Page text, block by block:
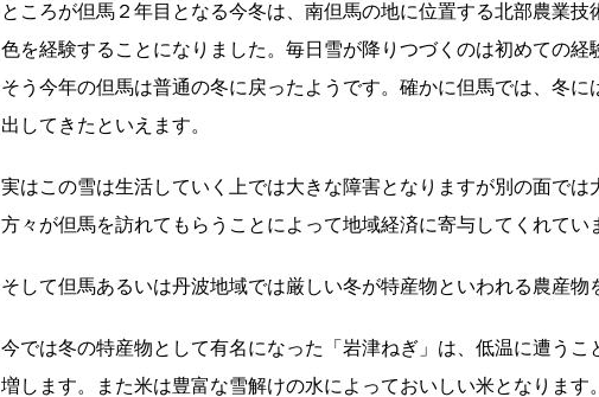
ところが但馬２年目となる今冬は、南但馬の地に位置する北部農業
色を経験することになりました。毎日雪が降りつづくのは初めての経
そう今年の但馬は普通の冬に戻ったようです。確かに但馬では、冬
出してきたといえます。
実はこの雪は生活していく上では大きな障害となりますが別の面で
方々が但馬を訪れてもらうことによって地域経済に寄与してくれてい
そして但馬あるいは丹波地域では厳しい冬が特産物といわれる農産物
今では冬の特産物として有名になった「岩津ねぎ」は、低温に遭う
増します。また米は豊富な雪解けの水によっておいしい米となりま